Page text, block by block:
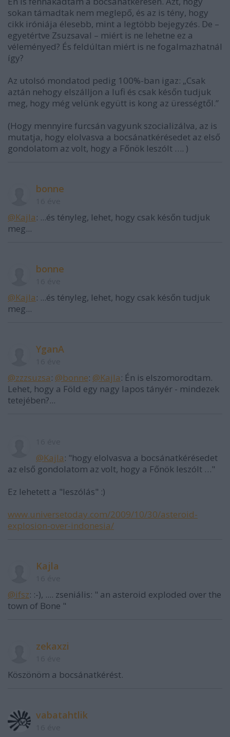
sokan támadtak nem meglepő, és az is tény, hogy
cikk iróniája élesebb, mint a legtöbb bejegyzés. De –
egyetértve Zsuzsaval – miért is ne lehetne ez a
véleményed? És feldúltan miért is ne fogalmazhatnál
így?
Az utolsó mondatod pedig 100%-ban igaz: „Csak
aztán nehogy elszálljon a lufi és csak későn tudjuk
meg, hogy még velünk együtt is kong az ürességtől.”
(Hogy mennyire furcsán vagyunk szocializálva, az is
mutatja, hogy elolvasva a bocsánatkérésedet az első
gondolatom az volt, hogy a Főnök leszólt …. )
bonne
@Kajla: ...és tényleg, lehet, hogy csak későn tudjuk
meg...
bonne
@Kajla: ...és tényleg, lehet, hogy csak későn tudjuk
meg...
YganA
@zzzsuzsa: @bonne: @Kajla: Én is elszomorodtam.
Lehet, hogy a Föld egy nagy lapos tányér - mindezek
tetejében?...
@Kajla: "hogy elolvasva a bocsánatkérésedet
az első gondolatom az volt, hogy a Főnök leszólt …"
Ez lehetett a "leszólás" :)
www.universetoday.com/2009/10/30/asteroid-
explosion-over-indonesia/
Kajla
@ifsz: :-), .... zseniális: " an asteroid exploded over the
town of Bone "
zekaxzi
Köszönöm a bocsánatkérést.
vabatahtlik